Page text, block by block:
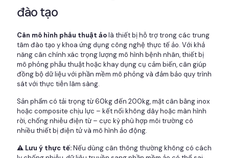
đào tạo
Cân mô hình phẫu thuật ảolà thiết bị hỗ trợ trong các trung
tâm đào tạo y khoa ứng dụng công nghệ thực tế ảo. Với khả
năng cân chính xác trọng lượng mô hình bệnh nhân, thiết bị
mô phỏng phẫu thuật hoặc khay dụng cụ cảm biến, cân giúp
đồng bộ dữ liệu với phần mềm mô phỏng và đảm bảo quy trình
sát với thực tiễn lâm sàng.
Sản phẩm có tải trọng từ 60kg đến 200kg, mặt cân bằng inox
hoặc composite chịu lực – kết nối không dây hoặc màn hình
rời, chống nhiễu điện từ – cực kỳ phù hợp môi trường có
nhiều thiết bị điện tử và mô hình ảo động.
⚠️ Lưu ý thực tế:Nếu dùng cân thông thường không có cách